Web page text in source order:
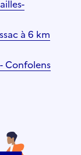
à 6 km
Confolens